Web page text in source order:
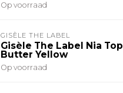
Op voorraad
GISÈLE THE LABEL
Gisèle The Label Nia Top
Butter Yellow
Op voorraad